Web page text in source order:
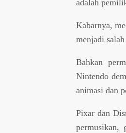
adalah
Kabarnya,
menjadi
Bahkan
Nintendo
animasi dan
Pixar dan
permusikan,